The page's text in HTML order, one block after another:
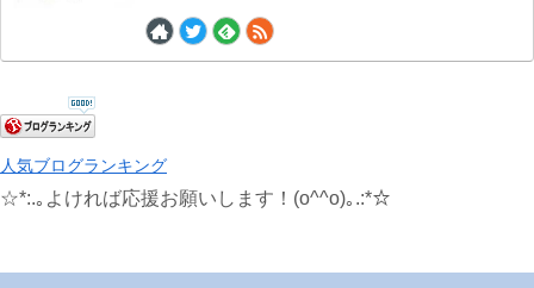
人気ブログランキング
☆*:.｡よければ応援お願いします！(o^^o)｡.:*☆